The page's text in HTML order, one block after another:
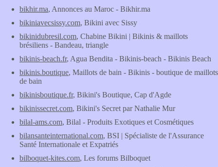
bikhir.ma, Annonces au Maroc - Bikhir.ma
bikiniavecsissy.com, Bikini avec Sissy
bikinidubresil.com, Chabine Bikini | Bikinis & maillots
brésiliens - Bandeau, triangle
bikinis-beach.fr, Agua Bendita - Bikinis-beach - Bikinis Beach
bikinis.boutique, Maillots de bain - Bikinis - boutique de maillots
de bain
bikinisboutique.fr, Bikini's Boutique, Cap d'Agde
bikinissecret.com, Bikini's Secret par Nathalie Mur
bilal-ams.com, Bilal - Produits Exotiques et Cosmétiques
bilansanteinternational.com, BSI | Spécialiste de l'Assurance
Santé Internationale et Expatriés
bilboquet-kites.com, Les forums Bilboquet